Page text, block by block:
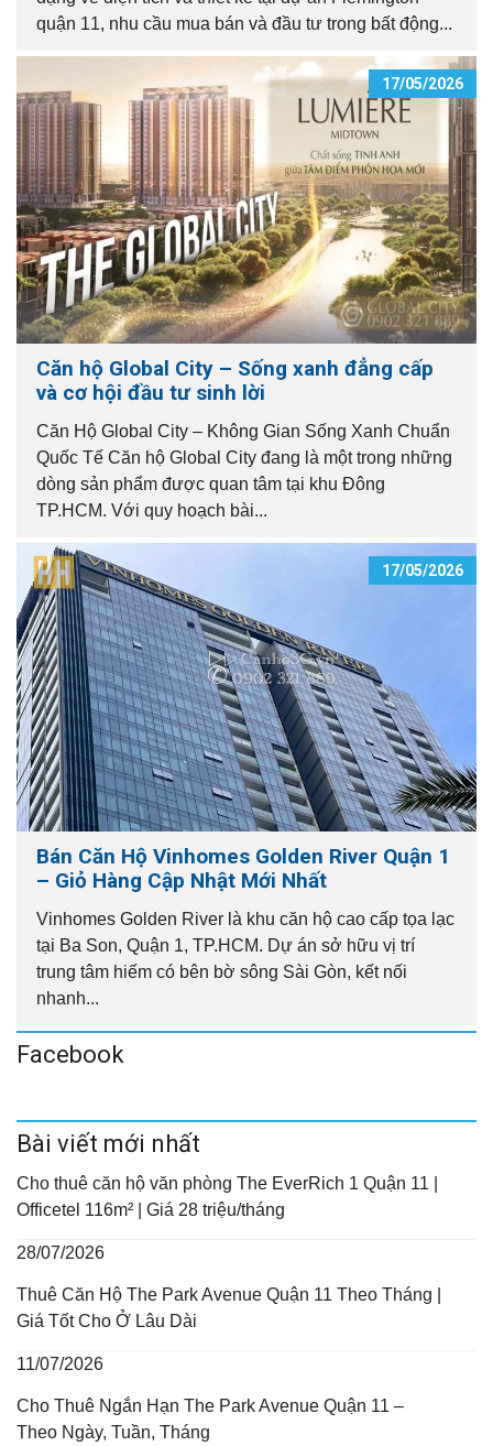
quận 11, nhu cầu mua bán và đầu tư trong bất động...
17/05/2026
Căn hộ Global City – Sống xanh đẳng cấp
và cơ hội đầu tư sinh lời
Căn Hộ Global City – Không Gian Sống Xanh Chuẩn
Quốc Tế Căn hộ Global City đang là một trong những
dòng sản phẩm được quan tâm tại khu Đông
TP.HCM. Với quy hoạch bài...
17/05/2026
Bán Căn Hộ Vinhomes Golden River Quận 1
– Giỏ Hàng Cập Nhật Mới Nhất
Vinhomes Golden River là khu căn hộ cao cấp tọa lạc
tại Ba Son, Quận 1, TP.HCM. Dự án sở hữu vị trí
trung tâm hiếm có bên bờ sông Sài Gòn, kết nối
nhanh...
Facebook
Bài viết mới nhất
Cho thuê căn hộ văn phòng The EverRich 1 Quận 11 |
Officetel 116m² | Giá 28 triệu/tháng
28/07/2026
Thuê Căn Hộ The Park Avenue Quận 11 Theo Tháng |
Giá Tốt Cho Ở Lâu Dài
11/07/2026
Cho Thuê Ngắn Hạn The Park Avenue Quận 11 –
Theo Ngày, Tuần, Tháng